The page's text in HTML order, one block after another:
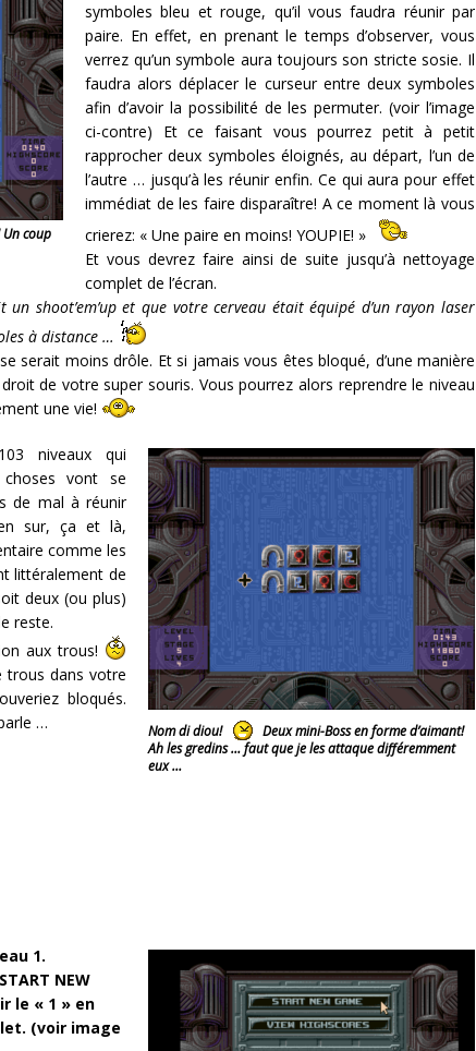
Un coup
symboles bleu et rouge, qu’il vous faudra réunir par
paire. En effet, en prenant le temps d’observer, vous
verrez qu’un symbole aura toujours son stricte sosie. Il
faudra alors déplacer le curseur entre deux symboles
afin d’avoir la possibilité de les permuter. (voir l’image
ci-contre) Et ce faisant vous pourrez petit à petit
rapprocher deux symboles éloignés, au départ, l’un de
l’autre … jusqu’à les réunir enfin. Ce qui aura pour effet
immédiat de les faire disparaître! A ce moment là vous
crierez: « Une paire en moins! YOUPIE! »
Et vous devrez faire ainsi de suite jusqu’à nettoyage
complet de l’écran.
shoot’em’up et que votre cerveau était équipé d’un rayon laser
à distance …
serait moins drôle. Et si jamais vous êtes bloqué, d’une manière
de votre super souris. Vous pourrez alors reprendre le niveau
une vie!
Nom di diou!
Deux mini-Boss en forme d’aimant!
Ah les gredins … faut que je les attaque différemment
eux …
niveaux qui
vont se
de mal à réunir
sur, ça et là,
comme les
littéralement de
deux (ou plus)
reste.
aux trous!
trous dans votre
bloqués.
…
1.
NEW
le « 1 » en
(voir image